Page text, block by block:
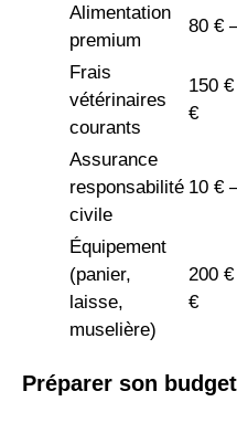
Alimentation
premium
80 €
Frais
vétérinaires
courants
150
€
Assurance
responsabilité
civile
10 €
Équipement
(panier,
laisse,
muselière)
200
€
Préparer son